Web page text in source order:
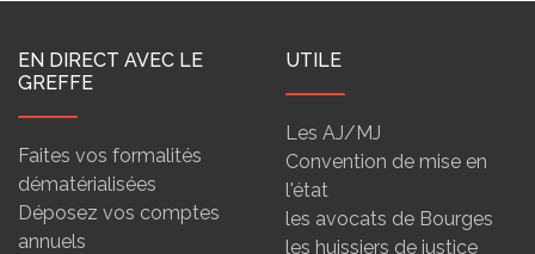
EN DIRECT AVEC LE
GREFFE
Faites vos formalités
dématérialisées
Déposez vos comptes
annuels
UTILE
Les AJ/MJ
Convention de mise en
l'état
les avocats de Bourges
les huissiers de justice